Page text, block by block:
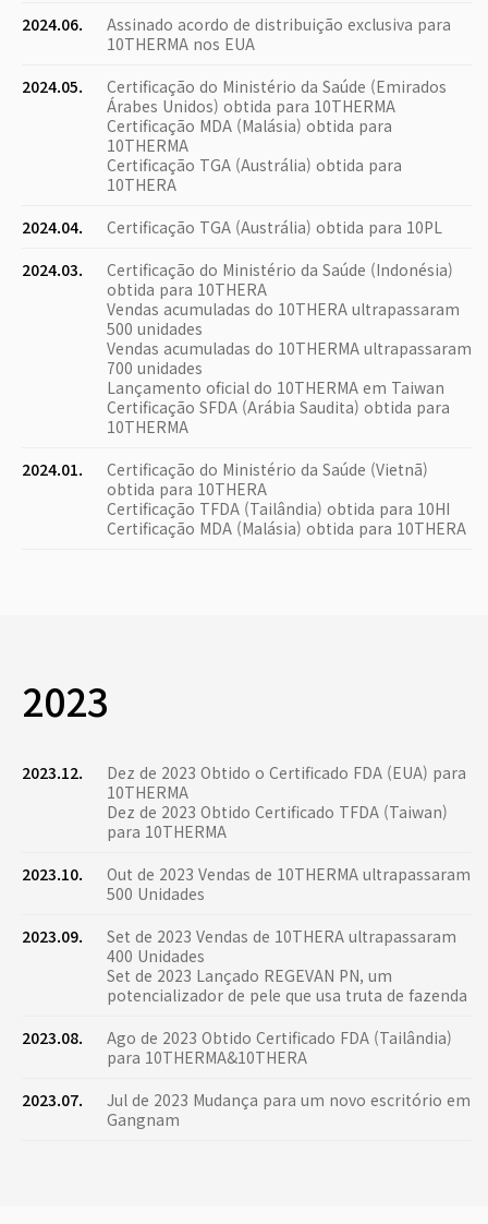
2024.06.
Assinado acordo de distribuição exclusiva para
10THERMA nos EUA
2024.05.
Certificação do Ministério da Saúde (Emirados
Árabes Unidos) obtida para 10THERMA
Certificação MDA (Malásia) obtida para
10THERMA
Certificação TGA (Austrália) obtida para
10THERA
2024.04.
Certificação TGA (Austrália) obtida para 10PL
2024.03.
Certificação do Ministério da Saúde (Indonésia)
obtida para 10THERA
Vendas acumuladas do 10THERA ultrapassaram
500 unidades
Vendas acumuladas do 10THERMA ultrapassaram
700 unidades
Lançamento oficial do 10THERMA em Taiwan
Certificação SFDA (Arábia Saudita) obtida para
10THERMA
2024.01.
Certificação do Ministério da Saúde (Vietnã)
obtida para 10THERA
Certificação TFDA (Tailândia) obtida para 10HI
Certificação MDA (Malásia) obtida para 10THERA
2023
2023.12.
Dez de 2023 Obtido o Certificado FDA (EUA) para
10THERMA
Dez de 2023 Obtido Certificado TFDA (Taiwan)
para 10THERMA
2023.10.
Out de 2023 Vendas de 10THERMA ultrapassaram
500 Unidades
2023.09.
Set de 2023 Vendas de 10THERA ultrapassaram
400 Unidades
Set de 2023 Lançado REGEVAN PN, um
potencializador de pele que usa truta de fazenda
2023.08.
Ago de 2023 Obtido Certificado FDA (Tailândia)
para 10THERMA&10THERA
2023.07.
Jul de 2023 Mudança para um novo escritório em
Gangnam